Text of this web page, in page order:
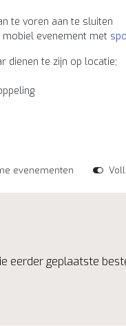
te voren aan te sluiten
evenement met
dienen te zijn op locatie;
evenementen
eerder geplaatste